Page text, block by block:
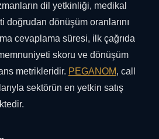
dil yetkinliği, medikal
doğrudan dönüşüm oranlarını
cevaplama süresi, ilk çağrıda
skoru ve dönüşüm
metrikleridir. PEGANOM, call
sektörün en yetkin satış